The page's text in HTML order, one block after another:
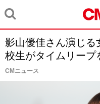
影山優佳さん演じる
校生がタイムリープ
CMニュース